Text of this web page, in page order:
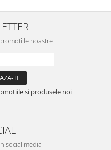
noastre
si produsele noi
social media